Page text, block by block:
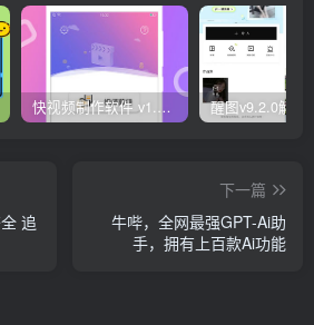
快视频制作软件 v1.1.1安卓版
追
下一篇
牛哔，全网最强GPT-Ai助
手，拥有上百款Ai功能